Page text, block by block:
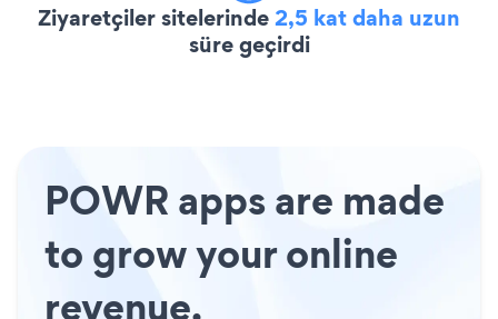
Ziyaretçiler sitelerinde2,5 kat daha uzun
süre geçirdi
POWR apps are made
to grow your online
revenue.